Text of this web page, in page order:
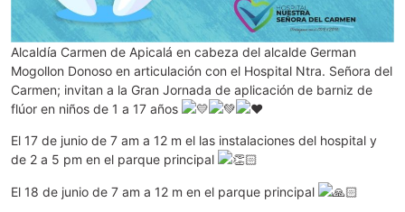
Alcaldía Carmen de Apicalá en cabeza del alcalde German
Mogollon Donoso en articulación con el Hospital Ntra. Señora del
Carmen; invitan a la Gran Jornada de aplicación de barniz de
flúor en niños de 1 a 17 años
El 17 de junio de 7 am a 12 m el las instalaciones del hospital y
de 2 a 5 pm en el parque principal
El 18 de junio de 7 am a 12 m en el parque principal